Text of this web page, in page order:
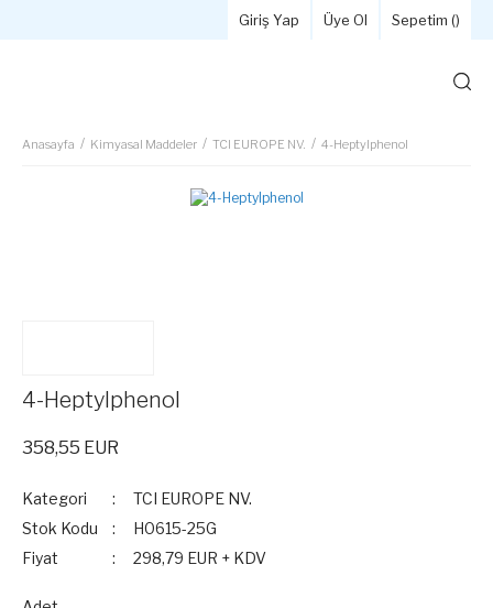
Giriş Yap Üye Ol Sepetim ()
Anasayfa Kimyasal Maddeler TCI EUROPE NV. 4-Heptylphenol
4-Heptylphenol
358,55 EUR
Kategori
TCI EUROPE NV.
Stok Kodu
H0615-25G
Fiyat
298,79 EUR + KDV